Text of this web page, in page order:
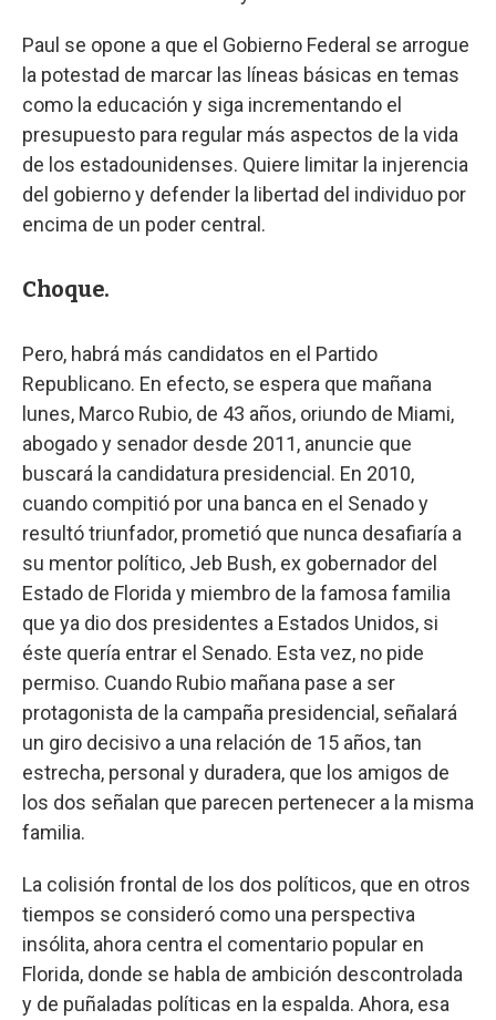
Paul se opone a que el Gobierno Federal se arrogue
la potestad de marcar las líneas básicas en temas
como la educación y siga incrementando el
presupuesto para regular más aspectos de la vida
de los estadounidenses. Quiere limitar la injerencia
del gobierno y defender la libertad del individuo por
encima de un poder central.
Choque.
Pero, habrá más candidatos en el Partido
Republicano. En efecto, se espera que mañana
lunes, Marco Rubio, de 43 años, oriundo de Miami,
abogado y senador desde 2011, anuncie que
buscará la candidatura presidencial. En 2010,
cuando compitió por una banca en el Senado y
resultó triunfador, prometió que nunca desafiaría a
su mentor político, Jeb Bush, ex gobernador del
Estado de Florida y miembro de la famosa familia
que ya dio dos presidentes a Estados Unidos, si
éste quería entrar el Senado. Esta vez, no pide
permiso. Cuando Rubio mañana pase a ser
protagonista de la campaña presidencial, señalará
un giro decisivo a una relación de 15 años, tan
estrecha, personal y duradera, que los amigos de
los dos señalan que parecen pertenecer a la misma
familia.
La colisión frontal de los dos políticos, que en otros
tiempos se consideró como una perspectiva
insólita, ahora centra el comentario popular en
Florida, donde se habla de ambición descontrolada
y de puñaladas políticas en la espalda. Ahora, esa